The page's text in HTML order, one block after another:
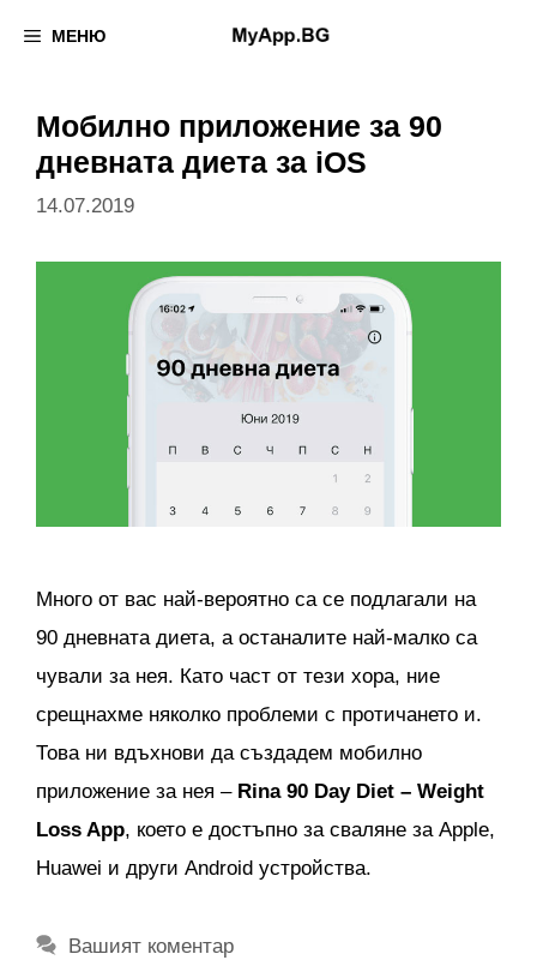
МЕНЮ
Мобилно приложение за 90
дневната диета за iOS
14.07.2019
Много от вас най-вероятно са се подлагали на
90 дневната диета, а останалите най-малко са
чували за нея. Като част от тези хора, ние
срещнахме няколко проблеми с протичането и.
Това ни вдъхнови да създадем мобилно
приложение за нея – Rina 90 Day Diet – Weight
Loss App, което е достъпно за сваляне за Apple,
Huawei и други Android устройства.
Вашият коментар